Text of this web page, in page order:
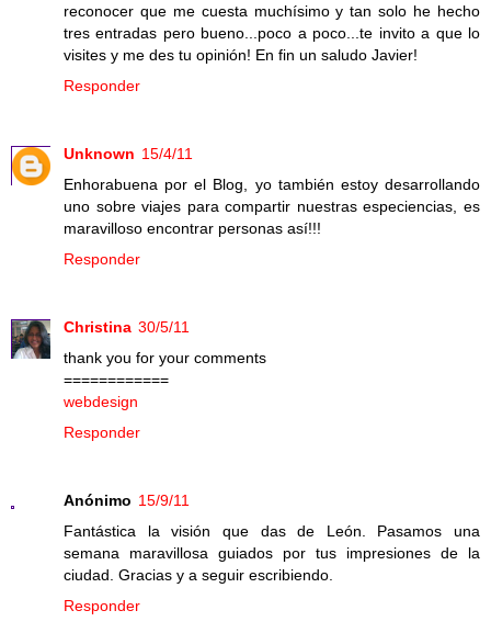
reconocer que me cuesta muchísimo y tan solo he hecho
tres entradas pero bueno...poco a poco...te invito a que lo
visites y me des tu opinión! En fin un saludo Javier!
Responder
Unknown 15/4/11
Enhorabuena por el Blog, yo también estoy desarrollando
uno sobre viajes para compartir nuestras especiencias, es
maravilloso encontrar personas así!!!
Responder
Christina 30/5/11
thank you for your comments
============
webdesign
Responder
Anónimo 15/9/11
Fantástica la visión que das de León. Pasamos una
semana maravillosa guiados por tus impresiones de la
ciudad. Gracias y a seguir escribiendo.
Responder